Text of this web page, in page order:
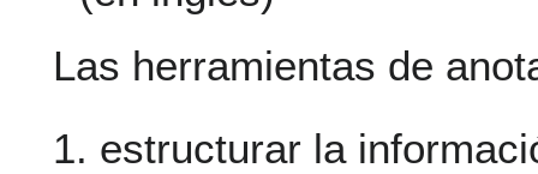
Las herramientas de
1. estructurar la